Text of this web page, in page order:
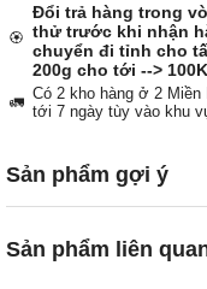
🏵️
Đổi trả hàng trong
thử trước khi nhận
chuyển đi tỉnh cho
200g cho tới -->
🚛 Có 2 kho hàng ở 2 Miền
tới 7 ngày tùy vào khu
Sản phẩm gợi ý
Sản phẩm liên